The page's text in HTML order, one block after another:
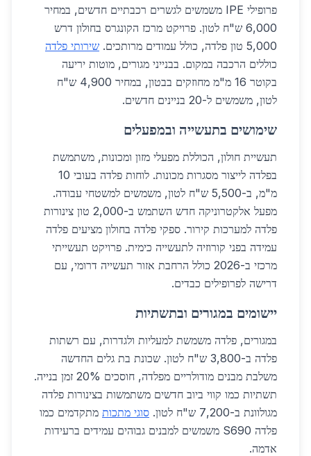
פרופילי IPE משמשים לגשרים רכבתיים חדשים, במחיר
6,000 ש"ח לטון. פרויקט מרכז הקונגרס בחולון דרש
5,000 טון פלדה, כולל עמודים מרותכים.
שירותי פלדה
כוללים הרכבה במקום. בבנייני מגורים, מוטות יריעה
בקוטר 16 מ"מ מחוזקים בבטון, במחיר 4,900 ש"ח
לטון, משמשים ל-20 בניינים חדשים.
שימושים בתעשייה ובמפעלים
תעשיית חולון, הכוללת מפעלי מזון ומכונות, משתמשת
בפלדה לייצור מסגרות מכונות. לוחות פלדה בעובי 10
מ"מ, ב-5,500 ש"ח לטון, משמשים למשטחי עבודה.
מפעל אלקטרוניקה חדש השתמש ב-2,000 טון צינורות
פלדה למערכות קירור. ספקי פלדה בחולון מציעים פלדה
עמידה בפני קורוזיה לתעשייה כימית. פרויקט תעשייתי
מרכזי ב-2026 כולל הרחבת אזור תעשייה דרומי, עם
דרישה לפרופילים כבדים.
יישומים במגורים ובתשתיות
במגורים, פלדה משמשת למעליות ולגדרות, עם רשתות
פלדה ב-3,800 ש"ח לטון. שכונת בת גלים החדשה
משלבת מבנים מודולריים מפלדה, חוסכים 20% זמן בנייה.
תשתיות כמו קווי ביוב חדשים משתמשות בצינורות פלדה
מגולוונת ב-7,200 ש"ח לטון.
סוגי מתכות מתקדמים כמו
פלדה S690 משמשים למבנים גבוהים עמידים ברעידות
אדמה.